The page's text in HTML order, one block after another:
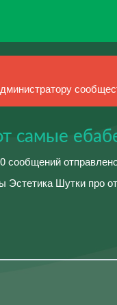
самые
сообщений
Шутки про